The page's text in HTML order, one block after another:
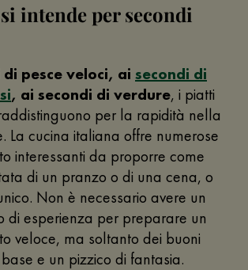
intende per secondi
di pesce veloci, ai secondi di
, ai secondi di verdure, i piatti
per la rapidità nella
La cucina italiana offre numerose
interessanti da proporre come
di un pranzo o di una cena, o
Non è necessario avere un
di esperienza per preparare un
veloce, ma soltanto dei buoni
e un pizzico di fantasia.